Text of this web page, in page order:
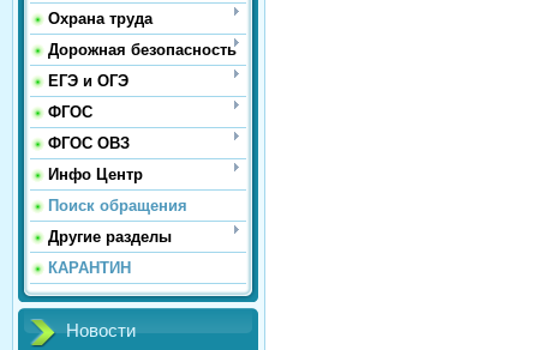
Охрана труда
Дорожная безопасность
ЕГЭ и ОГЭ
ФГОС
ФГОС ОВЗ
Инфо Центр
Поиск обращения
Другие разделы
КАРАНТИН
Новости